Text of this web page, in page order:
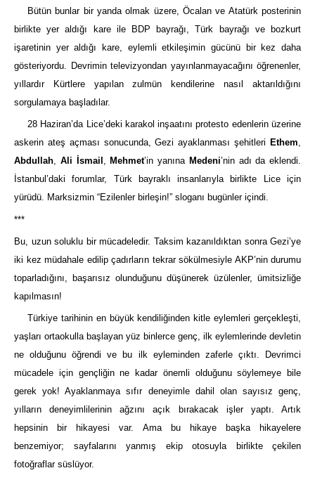
Bütün bunlar bir yanda olmak üzere, Öcalan ve Atatürk posterinin
birlikte yer aldığı kare ile BDP bayrağı, Türk bayrağı ve bozkurt
işaretinin yer aldığı kare, eylemli etkileşimin gücünü bir kez daha
gösteriyordu. Devrimin televizyondan yayınlanmayacağını öğrenenler,
yıllardır Kürtlere yapılan zulmün kendilerine nasıl aktarıldığını
sorgulamaya başladılar.
28 Haziran’da Lice’deki karakol inşaatını protesto edenlerin üzerine
askerin ateş açması sonucunda, Gezi ayaklanması şehitleri Ethem,
Abdullah, Ali İsmail , Mehmet’in yanına Medeni’nin adı da eklendi.
İstanbul’daki forumlar, Türk bayraklı insanlarıyla birlikte Lice için
yürüdü. Marksizmin “Ezilenler birleşin!” sloganı bugünler içindi.
***
Bu, uzun soluklu bir mücadeledir. Taksim kazanıldıktan sonra Gezi’ye
iki kez müdahale edilip çadırların tekrar sökülmesiyle AKP’nin durumu
toparladığını, başarısız olunduğunu düşünerek üzülenler, ümitsizliğe
kapılmasın!
Türkiye tarihinin en büyük kendiliğinden kitle eylemleri gerçekleşti,
yaşları ortaokulla başlayan yüz binlerce genç, ilk eylemlerinde devletin
ne olduğunu öğrendi ve bu ilk eyleminden zaferle çıktı. Devrimci
mücadele için gençliğin ne kadar önemli olduğunu söylemeye bile
gerek yok! Ayaklanmaya sıfır deneyimle dahil olan sayısız genç,
yılların deneyimlilerinin ağzını açık bırakacak işler yaptı. Artık
hepsinin bir hikayesi var. Ama bu hikaye başka hikayelere
benzemiyor; sayfalarını yanmış ekip otosuyla birlikte çekilen
fotoğraflar süslüyor.